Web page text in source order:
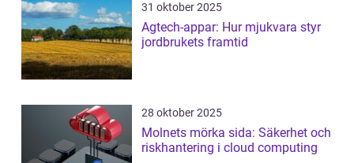
31 oktober 2025
Agtech-appar: Hur mjukvara styr
jordbrukets framtid
28 oktober 2025
Molnets mörka sida: Säkerhet och
riskhantering i cloud computing